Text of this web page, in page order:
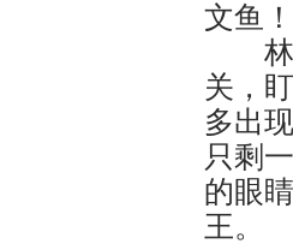
文鱼
林糯
关，
多出
只剩
的眼
王。